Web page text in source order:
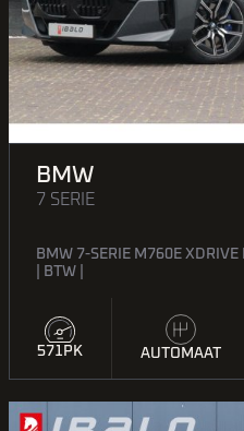
BMW
7 SERIE
BMW 7-SERIE M760E XDRIVE
| BTW |
571PK AUTOMAAT